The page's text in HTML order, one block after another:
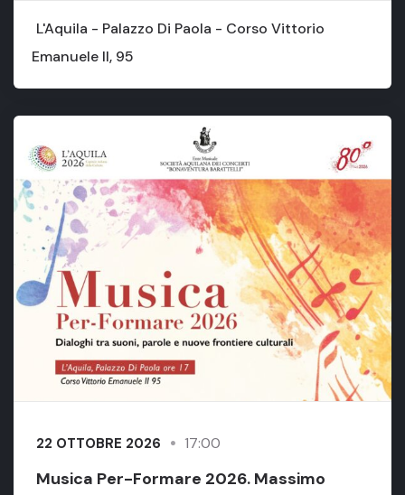
L'Aquila - Palazzo Di Paola - Corso Vittorio
Emanuele II, 95
22 OTTOBRE 2026 17:00
Musica Per-Formare 2026. Massimo